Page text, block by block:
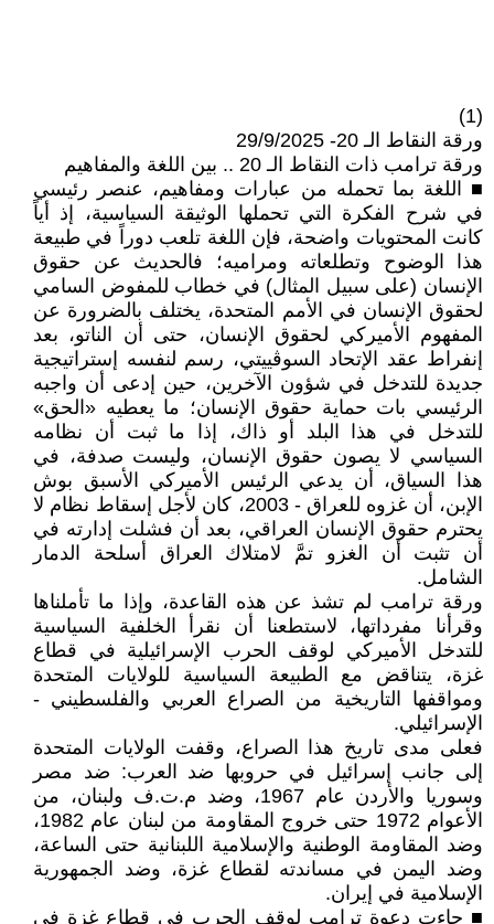
(1)
ورقة النقاط الـ 20- 29/9/2025
ورقة ترامب ذات النقاط الـ 20 .. بين اللغة والمفاهيم
■ اللغة بما تحمله من عبارات ومفاهيم، عنصر رئيسي
في شرح الفكرة التي تحملها الوثيقة السياسية، إذ أياً
كانت المحتويات واضحة، فإن اللغة تلعب دوراً في طبيعة
هذا الوضوح وتطلعاته ومراميه؛ فالحديث عن حقوق
الإنسان (على سبيل المثال) في خطاب للمفوض السامي
لحقوق الإنسان في الأمم المتحدة، يختلف بالضرورة عن
المفهوم الأميركي لحقوق الإنسان، حتى أن الناتو، بعد
إنفراط عقد الإتحاد السوڤييتي، رسم لنفسه إستراتيجية
جديدة للتدخل في شؤون الآخرين، حين إدعى أن واجبه
الرئيسي بات حماية حقوق الإنسان؛ ما يعطيه «الحق»
للتدخل في هذا البلد أو ذاك، إذا ما ثبت أن نظامه
السياسي لا يصون حقوق الإنسان، وليست صدفة، في
هذا السياق، أن يدعي الرئيس الأميركي الأسبق بوش
الإبن، أن غزوه للعراق - 2003، كان لأجل إسقاط نظام لا
يحترم حقوق الإنسان العراقي، بعد أن فشلت إدارته في
أن تثبت أن الغزو تمَّ لامتلاك العراق أسلحة الدمار
الشامل.
ورقة ترامب لم تشذ عن هذه القاعدة، وإذا ما تأملناها
وقرأنا مفرداتها، لاستطعنا أن نقرأ الخلفية السياسية
للتدخل الأميركي لوقف الحرب الإسرائيلية في قطاع
غزة، يتناقض مع الطبيعة السياسية للولايات المتحدة
ومواقفها التاريخية من الصراع العربي والفلسطيني -
الإسرائيلي.
فعلى مدى تاريخ هذا الصراع، وقفت الولايات المتحدة
إلى جانب إسرائيل في حروبها ضد العرب: ضد مصر
وسوريا والأردن عام 1967، وضد م.ت.ف ولبنان، من
الأعوام 1972 حتى خروج المقاومة من لبنان عام 1982،
وضد المقاومة الوطنية والإسلامية اللبنانية حتى الساعة،
وضد اليمن في مساندته لقطاع غزة، وضد الجمهورية
الإسلامية في إيران.
■ جاءت دعوة ترامب لوقف الحرب في قطاع غزة في